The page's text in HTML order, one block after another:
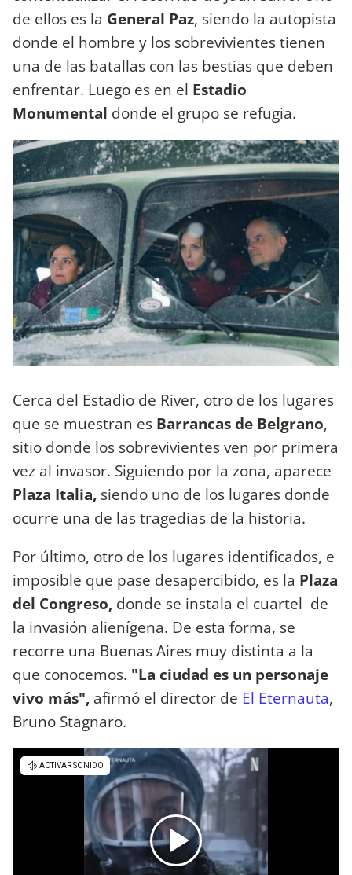
de ellos es la General Paz, siendo la autopista
donde el hombre y los sobrevivientes tienen
una de las batallas con las bestias que deben
enfrentar. Luego es en el Estadio
Monumental donde el grupo se refugia.
Cerca del Estadio de River, otro de los lugares
que se muestran es Barrancas de Belgrano,
sitio donde los sobrevivientes ven por primera
vez al invasor. Siguiendo por la zona, aparece
Plaza Italia, siendo uno de los lugares donde
ocurre una de las tragedias de la historia.
Por último, otro de los lugares identificados, e
imposible que pase desapercibido, es la Plaza
del Congreso, donde se instala el cuartel de
la invasión alienígena. De esta forma, se
recorre una Buenas Aires muy distinta a la
que conocemos. "La ciudad es un personaje
vivo más", afirmó el director de El Eternauta,
Bruno Stagnaro.